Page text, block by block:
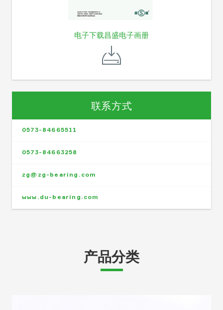
电子下载昌盛电子画册
联系方式
0573-84665511
0573-84663258
zg@zg-bearing.com
www.du-bearing.com
产品分类